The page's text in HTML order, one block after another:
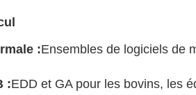
:Ensembles de logiciels de
:EDD et GA pour les bovins, les